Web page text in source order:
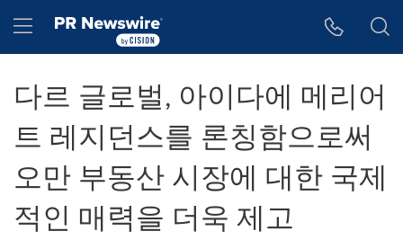
Hamburger menu
다르 글로벌, 아이다에 메리어
트 레지던스를 론칭함으로써
오만 부동산 시장에 대한 국제
적인 매력을 더욱 제고